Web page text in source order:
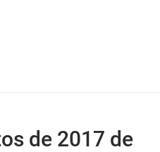
de 2017 de